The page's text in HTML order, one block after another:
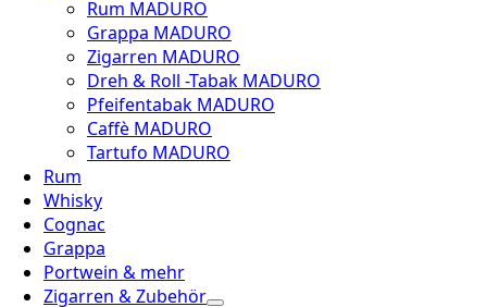
Rum MADURO
Grappa MADURO
Zigarren MADURO
Dreh & Roll -Tabak MADURO
Pfeifentabak MADURO
Caffè MADURO
Tartufo MADURO
Rum
Whisky
Cognac
Grappa
Portwein & mehr
Zigarren & Zubehör